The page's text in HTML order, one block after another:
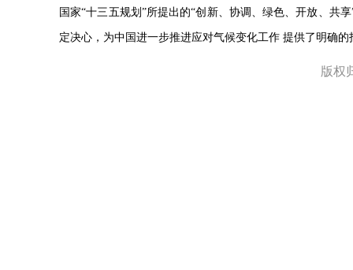
国家“十三五规划”所提出的“创新、协调、绿色、开放、共
定决心，为中国进一步推进应对气候变化工作 提供了明确的
版权